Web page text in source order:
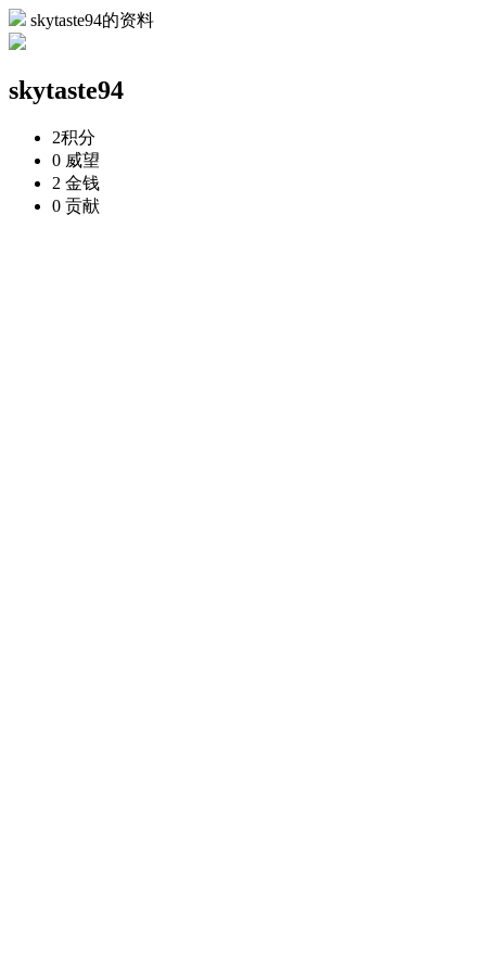
skytaste94的资料
skytaste94
2积分
0 威望
2 金钱
0 贡献